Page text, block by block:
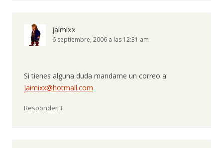
jaimixx
6 septiembre, 2006 a las 12:31 am
Si tienes alguna duda mandame un correo a
jaimixx@hotmail.com
Responder ↓